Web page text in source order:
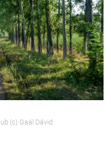
(c) Gaál Dávid